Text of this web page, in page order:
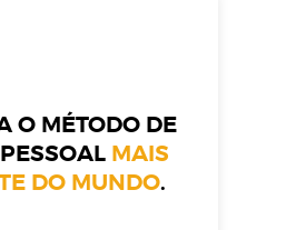
O MÉTODO DE
MAIS
DO MUNDO.